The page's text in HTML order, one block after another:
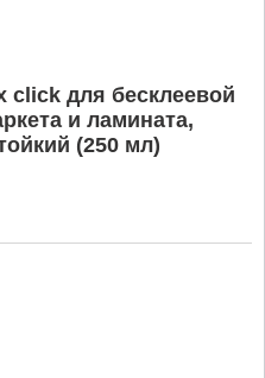
click для бесклеевой
и ламината,
(250 мл)